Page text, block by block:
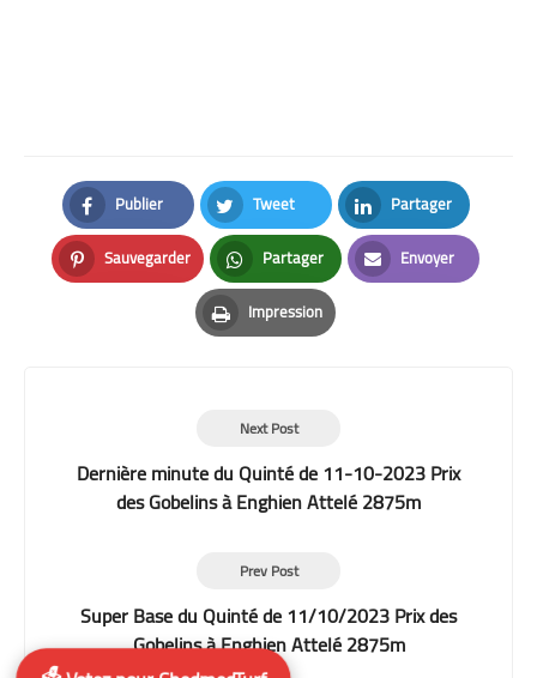
Publier
Facebook
Tweet
Twitter
Partager
LinkedIn
Sauvegarder
Pinterest
Partager
Whatsapp
Envoyer
Email
Impression
Print
Next Post
Dernière minute du Quinté de 11-10-2023 Prix
des Gobelins à Enghien Attelé 2875m
Prev Post
Super Base du Quinté de 11/10/2023 Prix des
Gobelins à Enghien Attelé 2875m